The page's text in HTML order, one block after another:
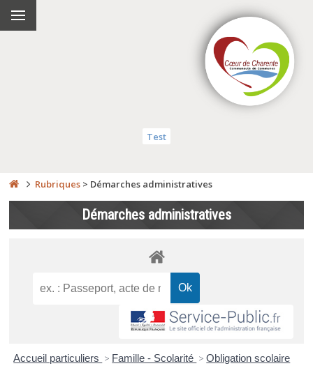
Test
Rubriques > Démarches administratives
Démarches administratives
Accueil particuliers > Famille - Scolarité > Obligation scolaire